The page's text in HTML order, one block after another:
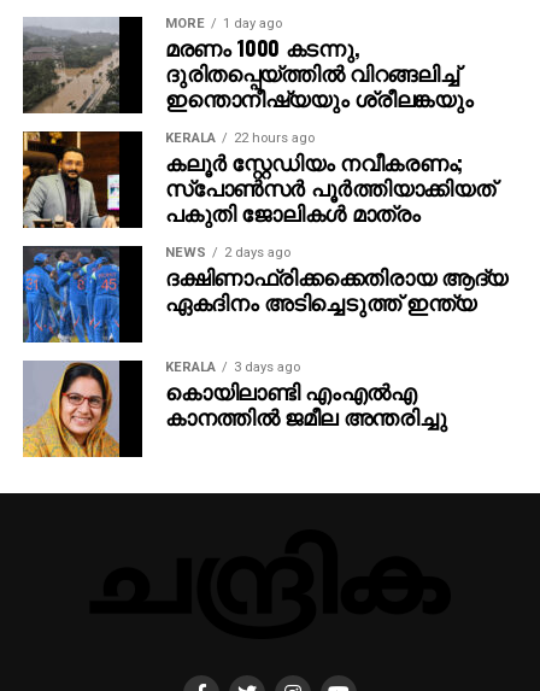
MORE 1 day ago
മരണം 1000 കടന്നു,
ദുരിതപ്പെയ്ത്തിൽ വിറങ്ങലിച്ച്
ഇന്തൊനീഷ്യയും ശ്രീലങ്കയും
KERALA 22 hours ago
കലൂർ സ്റ്റേഡിയം നവീകരണം;
സ്പോൺസർ പൂർത്തിയാക്കിയത്
പകുതി ജോലികൾ മാത്രം
NEWS 2 days ago
ദക്ഷിണാഫ്രിക്കക്കെതിരായ ആദ്യ
ഏകദിനം അടിച്ചെടുത്ത് ഇന്ത്യ
KERALA 3 days ago
കൊയിലാണ്ടി എംഎല്‍എ
കാനത്തില്‍ ജമീല അന്തരിച്ചു